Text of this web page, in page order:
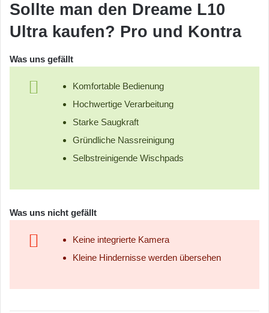
l
o
o
Sollte man den Dreame L10
Ultra kaufen? Pro und Kontra
Was uns gefällt
Komfortable Bedienung
Hochwertige Verarbeitung
Starke Saugkraft
Gründliche Nassreinigung
Selbstreinigende Wischpads
Was uns nicht gefällt
Keine integrierte Kamera
Kleine Hindernisse werden übersehen